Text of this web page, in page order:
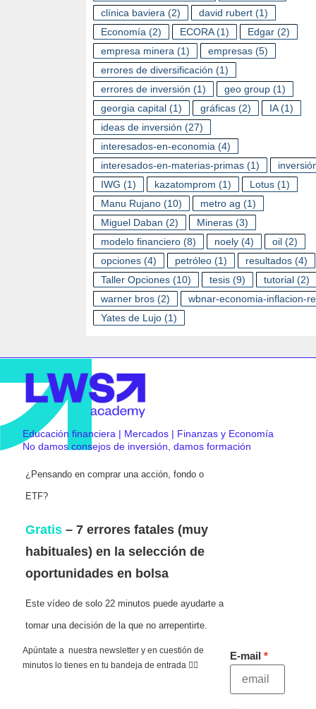
clínica baviera (2) david rubert (1)
Economía (2) ECORA(1) Edgar (2)
empresa minera (1) empresas (5)
errores de diversificación (1)
errores de inversión (1) geo group (1)
georgia capital (1) gráficas (2) IA(1)
ideas de inversión (27)
interesados-en-economia (4)
interesados-en-materias-primas (1)
IWG (1) kazatomprom (1) Lotus (1)
Manu Rujano (10) metro ag (1)
Miguel Daban (2) Mineras (3)
modelo financiero (8) noely (4) oil (2)
opciones (4) petróleo (1) resultados (4)
Taller Opciones (10) tesis (9) tutorial (2)
warner bros (2)
wbnar-economia-inflacion-
Yates de Lujo (1)
Educación financiera | Mercados | Finanzas y Economía
No damos consejos de inversión, damos formación
¿Pensando en comprar una acción, fondo o
ETF?
Gratis – 7 errores fatales (muy
habituales) en la selección de
oportunidades en bolsa
Este vídeo de solo 22 minutos puede ayudarte a
tomar una decisión de la que no arrepentirte.
Apúntate a nuestra newsletter y en cuestión de
minutos lo tienes en tu bandeja de entrada 👇🏻
E-mail